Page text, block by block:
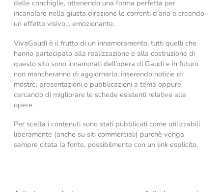
delle conchiglie, ottenendo una forma perfetta per
incanalare nella giusta direzione le correnti d’aria e creando
un effetto visivo… emozionante.
VivaGaudì è il frutto di un innamoramento, tutti quelli che
hanno partecipato alla realizzazione e alla costruzione di
questo sito sono innamorati dell’opera di Gaudì e in futuro
non mancheranno di aggiornarlo, inserendo notizie di
mostre, presentazioni e pubblicazioni a tema oppure
cercando di migliorare le schede esistenti relative alle
opere.
Per scelta i contenuti sono stati pubblicati come utilizzabili
liberamente (anche su siti commerciali) purchè venga
sempre citata la fonte, possibilmente con un link esplicito.